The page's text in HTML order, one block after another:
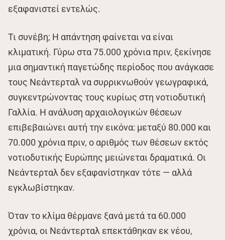
εξαφανιστεί εντελώς.
Τι συνέβη; Η απάντηση φαίνεται να είναι
κλιματική. Γύρω στα 75.000 χρόνια πριν, ξεκίνησε
μια σημαντική παγετώδης περίοδος που ανάγκασε
τους Νεάντερταλ να συρρικνωθούν γεωγραφικά,
συγκεντρώνοντας τους κυρίως στη νοτιοδυτική
Γαλλία. Η ανάλυση αρχαιολογικών θέσεων
επιβεβαιώνει αυτή την εικόνα: μεταξύ 80.000 και
70.000 χρόνια πριν, ο αριθμός των θέσεων εκτός
νοτιοδυτικής Ευρώπης μειώνεται δραματικά. Οι
Νεάντερταλ δεν εξαφανίστηκαν τότε — αλλά
εγκλωβίστηκαν.
Όταν το κλίμα θέρμανε ξανά μετά τα 60.000
χρόνια, οι Νεάντερταλ επεκτάθηκαν εκ νέου,